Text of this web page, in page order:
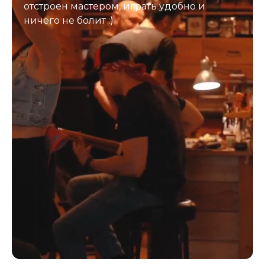
отстроен мастером, играть удобно и
ничего не болит :)